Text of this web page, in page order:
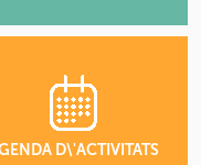
D\'ACTIVITATS